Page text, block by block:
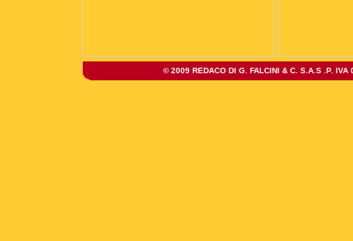
© 2009 REDACO DI G. FALCINI & C. S.A.S .P. IVA